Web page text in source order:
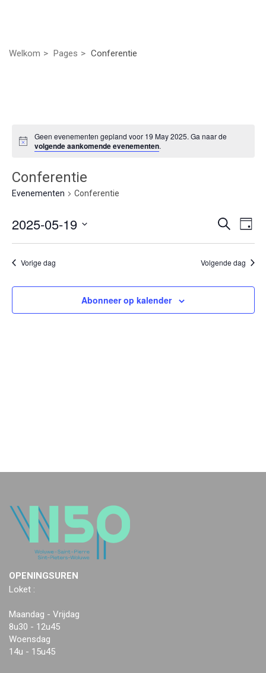
Welkom Pages Conferentie
Geen evenementen gepland voor 19 May 2025. Ga naar de
volgende aankomende evenementen.
Conferentie
Evenementen Conferentie
en
Zoeken
Dag
2025-05-19
datum.
Vorige dag Volgende dag
Abonneer op kalender
OPENINGSUREN
Loket :
Maandag - Vrijdag
8u30 - 12u45
Woensdag
14u - 15u45